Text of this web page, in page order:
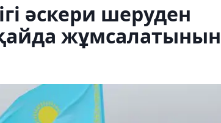
әскери шеруден
жұмсалатынын